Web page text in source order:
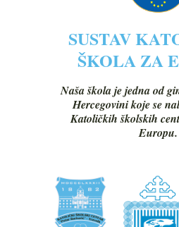
SUSTAV
ŠKOLA ZA
Naša škola je jedna od
Hercegovini koje se
Katoličkih školskih
Europu.